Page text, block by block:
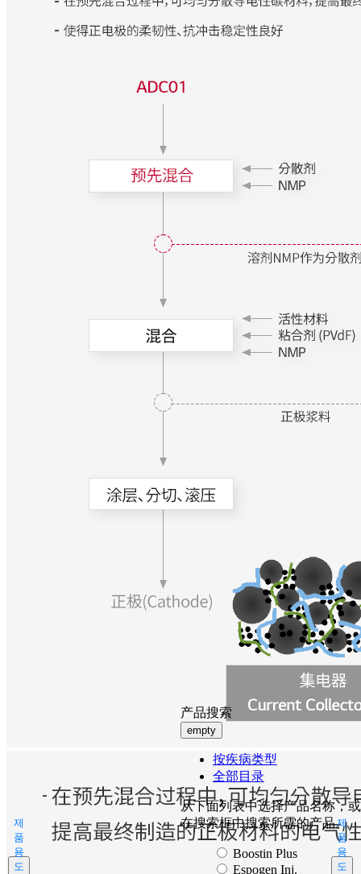
제
품
용
도
제
품
용
도
产品搜索
empty
按疾病类型
全部目录
从下面列表中选择产品名称，或
在搜索框中搜索所需的产品。
Boostin Plus
Espogen Inj.